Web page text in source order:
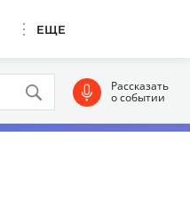
ЕЩЕ
Рассказать
о событии